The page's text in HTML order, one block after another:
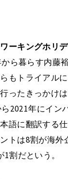
ーキングホリ
ら暮らす内藤
もトライアル
ったきっかけ
2021年にイン
語に翻訳する
トは8割が海
割だという。